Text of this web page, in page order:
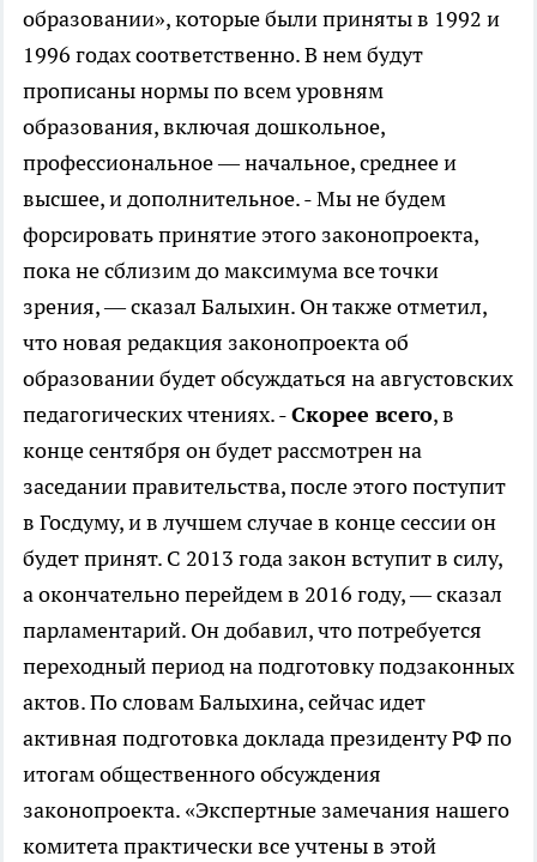
образовании», которые были приняты в 1992 и
1996 годах соответственно. В нем будут
прописаны нормы по всем уровням
образования, включая дошкольное,
профессиональное — начальное, среднее и
высшее, и дополнительное. - Мы не будем
форсировать принятие этого законопроекта,
пока не сблизим до максимума все точки
зрения, — сказал Балыхин. Он также отметил,
что новая редакция законопроекта об
образовании будет обсуждаться на августовских
педагогических чтениях. -Скорее всего, в
конце сентября он будет рассмотрен на
заседании правительства, после этого поступит
в Госдуму, и в лучшем случае в конце сессии он
будет принят. С 2013 года закон вступит в силу,
а окончательно перейдем в 2016 году, — сказал
парламентарий. Он добавил, что потребуется
переходный период на подготовку подзаконных
актов. По словам Балыхина, сейчас идет
активная подготовка доклада президенту РФ по
итогам общественного обсуждения
законопроекта. «Экспертные замечания нашего
комитета практически все учтены в этой